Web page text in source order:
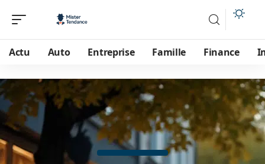
Actu Auto Entreprise Famille Finance